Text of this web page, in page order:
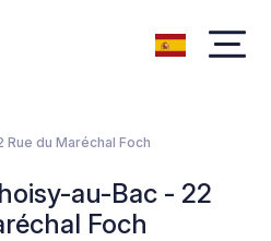
du Maréchal Foch
au-Bac - 22
Foch